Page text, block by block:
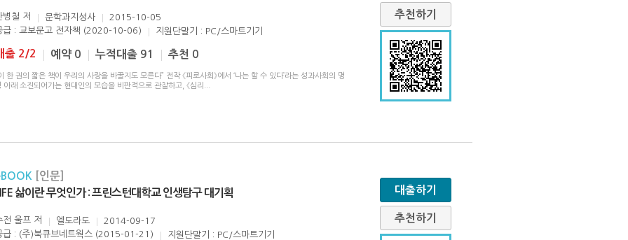
병철 저 문학과지성사
2015-10-05
급 : 교보문고 전자책 (2020-10-06)
지원단말기 : PC/스마트기기
출 2/2 예약 0 누적대출 91 추천 0
한 권의 짧은 책이 우리의 사랑을 바꿀지도 모른다” 전작 《피로사회》에서 ‘나는 할 수 있다’라는 성과사회의 명
아래 소진되어가는 현대인의 모습을 비판적으로 관찰하고, 《심리
추천하기
[인문]
삶이란 무엇인가 : 프린스턴대학교 인생탐구 대기획
전 울프 저 엘도라도
2014-09-17
급 : (주)북큐브네트웍스 (2015-01-21)
지원단말기 : PC/스마트기기
대출하기
추천하기